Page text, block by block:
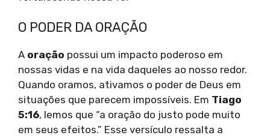
O PODER DA ORAÇÃO
A oração possui um impacto poderoso em
nossas vidas e na vida daqueles ao nosso redor.
Quando oramos, ativamos o poder de Deus em
situações que parecem impossíveis. Em Tiago
5:16, lemos que “a oração do justo pode muito
em seus efeitos.” Esse versículo ressalta a